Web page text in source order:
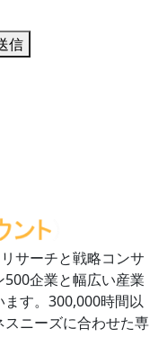
信
サーチと戦略コンサ
企業と幅広い産業
す。300,000時間以
ニーズに合わせた専